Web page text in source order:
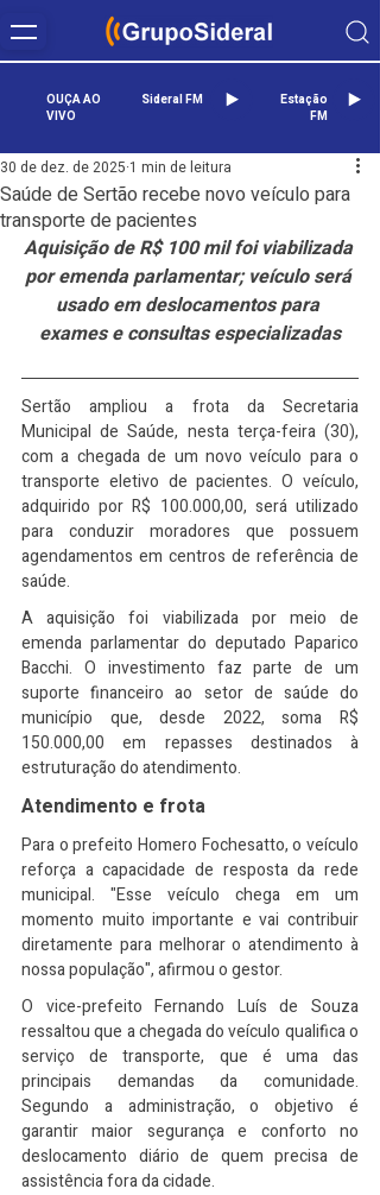
OUÇA AO
VIVO
Sideral FM
Estação
FM
Saúde de Sertão recebe novo veículo para
transporte de pacientes
30 de dez. de 2025 1 min de leitura
Aquisição de R$ 100 mil foi viabilizada
por emenda parlamentar; veículo será
usado em deslocamentos para
exames e consultas especializadas
Sertão ampliou a frota da Secretaria
Municipal de Saúde, nesta terça-feira (30),
com a chegada de um novo veículo para o
transporte eletivo de pacientes. O veículo,
adquirido por R$ 100.000,00, será utilizado
para conduzir moradores que possuem
agendamentos em centros de referência de
saúde.
A aquisição foi viabilizada por meio de
emenda parlamentar do deputado Paparico
Bacchi. O investimento faz parte de um
suporte financeiro ao setor de saúde do
município que, desde 2022, soma R$
150.000,00 em repasses destinados à
estruturação do atendimento.
Atendimento e frota
Para o prefeito Homero Fochesatto, o veículo
reforça a capacidade de resposta da rede
municipal. "Esse veículo chega em um
momento muito importante e vai contribuir
diretamente para melhorar o atendimento à
nossa população", afirmou o gestor.
O vice-prefeito Fernando Luís de Souza
ressaltou que a chegada do veículo qualifica o
serviço de transporte, que é uma das
principais demandas da comunidade.
Segundo a administração, o objetivo é
garantir maior segurança e conforto no
deslocamento diário de quem precisa de
assistência fora da cidade.